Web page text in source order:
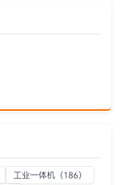
工业一体机（186）